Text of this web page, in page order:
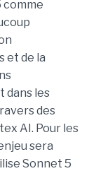
comme
et de la
dans les
des
AI. Pour les
sera
Sonnet 5